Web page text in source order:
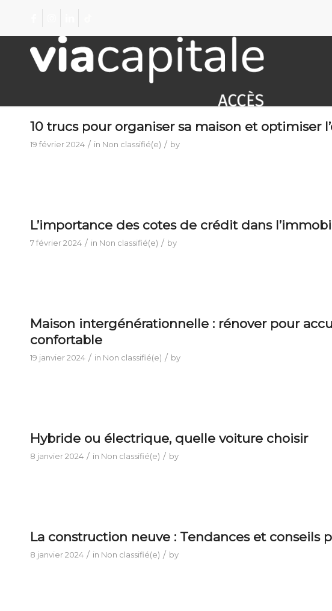
10 trucs pour organiser sa maison et optimiser
19 février 2024 / in Non classifié(e) / by
L’importance des cotes de crédit dans
7 février 2024 / in Non classifié(e) / by
Maison intergénérationnelle : rénover pour
confortable
19 janvier 2024 / in Non classifié(e) / by
Hybride ou électrique, quelle voiture choisir
8 janvier 2024 / in Non classifié(e) / by
La construction neuve : Tendances et conseils
8 janvier 2024 / in Non classifié(e) / by